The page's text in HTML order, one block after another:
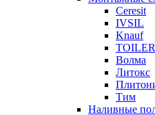
Ceresit
IVSIL
Knauf
TOILER
Волма
Литокс
Тим
Наливные